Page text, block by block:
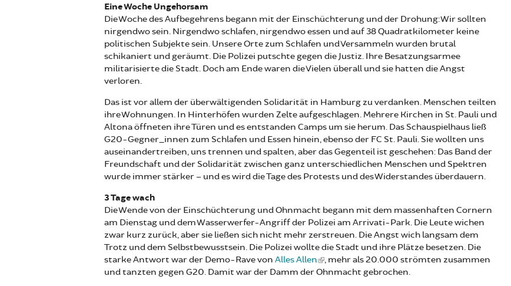
Eine Woche Ungehorsam
Die Woche des Aufbegehrens begann mit der Einschüchterung und der Drohung: Wir sollten
nirgendwo sein. Nirgendwo schlafen, nirgendwo essen und auf 38 Quadratkilometer keine
politischen Subjekte sein. Unsere Orte zum Schlafen und Versammeln wurden brutal
schikaniert und geräumt. Die Polizei putschte gegen die Justiz. Ihre Besatzungsarmee
militarisierte die Stadt. Doch am Ende waren die Vielen überall und sie hatten die Angst
verloren.
Das ist vor allem der überwältigenden Solidarität in Hamburg zu verdanken. Menschen teilten
ihre Wohnungen. In Hinterhöfen wurden Zelte aufgeschlagen. Mehrere Kirchen in St. Pauli und
Altona öffneten ihre Türen und es entstanden Camps um sie herum. Das Schauspielhaus ließ
G20-Gegner_innen zum Schlafen und Essen hinein, ebenso der FC St. Pauli. Sie wollten uns
auseinandertreiben, uns trennen und spalten, aber das Gegenteil ist geschehen: Das Band der
Freundschaft und der Solidarität zwischen ganz unterschiedlichen Menschen und Spektren
wurde immer stärker – und es wird die Tage des Protests und des Widerstandes überdauern.
3 Tage wach
Die Wende von der Einschüchterung und Ohnmacht begann mit dem massenhaften Cornern
am Dienstag und dem Wasserwerfer-Angriff der Polizei am Arrivati-Park. Die Leute wichen
zwar kurz zurück, aber sie ließen sich nicht mehr zerstreuen. Die Angst wich langsam dem
Trotz und dem Selbstbewusstsein. Die Polizei wollte die Stadt und ihre Plätze besetzen. Die
starke Antwort war der Demo-Rave von Alles Allen
, mehr als 20.000 strömten zusammen
und tanzten gegen G20. Damit war der Damm der Ohnmacht gebrochen.